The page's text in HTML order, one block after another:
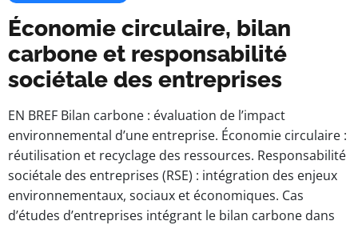
Économie circulaire, bilan
carbone et responsabilité
sociétale des entreprises
EN BREF Bilan carbone : évaluation de l’impact
environnemental d’une entreprise. Économie circulaire :
réutilisation et recyclage des ressources. Responsabilité
sociétale des entreprises (RSE) : intégration des enjeux
environnementaux, sociaux et économiques. Cas
d’études d’entreprises intégrant le bilan carbone dans